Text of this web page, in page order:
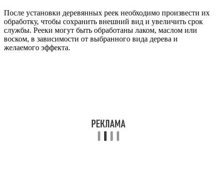
После установки деревянных реек необходимо произвести их
обработку, чтобы сохранить внешний вид и увеличить срок
службы. Рееки могут быть обработаны лаком, маслом или
воском, в зависимости от выбранного вида дерева и
желаемого эффекта.